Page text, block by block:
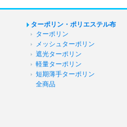
ターポリン・ポリエステル布
ターポリン
メッシュターポリン
遮光ターポリン
軽量ターポリン
短期薄手ターポリン
全商品